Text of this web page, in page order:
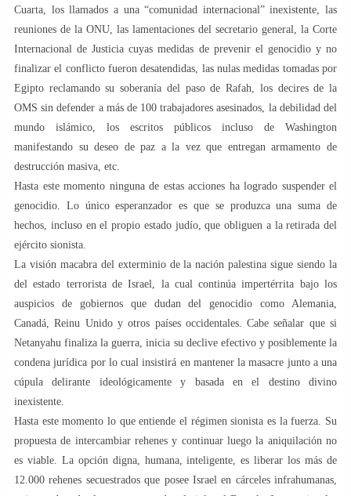
Cuarta, los llamados a una “comunidad internacional” inexistente, las
reuniones de la ONU, las lamentaciones del secretario general, la Corte
Internacional de Justicia cuyas medidas de prevenir el genocidio y no
finalizar el conflicto fueron desatendidas, las nulas medidas tomadas por
Egipto reclamando su soberanía del paso de Rafah, los decires de la
OMS sin defender a más de 100 trabajadores asesinados, la debilidad del
mundo islámico, los escritos públicos incluso de Washington
manifestando su deseo de paz a la vez que entregan armamento de
destrucción masiva, etc.
Hasta este momento ninguna de estas acciones ha logrado suspender el
genocidio. Lo único esperanzador es que se produzca una suma de
hechos, incluso en el propio estado judío, que obliguen a la retirada del
ejército sionista.
La visión macabra del exterminio de la nación palestina sigue siendo la
del estado terrorista de Israel, la cual continúa impertérrita bajo los
auspicios de gobiernos que dudan del genocidio como Alemania,
Canadá, Reinu Unido y otros países occidentales. Cabe señalar que si
Netanyahu finaliza la guerra, inicia su declive efectivo y posiblemente la
condena jurídica por lo cual insistirá en mantener la masacre junto a una
cúpula delirante ideológicamente y basada en el destino divino
inexistente.
Hasta este momento lo que entiende el régimen sionista es la fuerza. Su
propuesta de intercambiar rehenes y continuar luego la aniquilación no
es viable. La opción digna, humana, inteligente, es liberar los más de
12.000 rehenes secuestrados que posee Israel en cárceles infrahumanas,